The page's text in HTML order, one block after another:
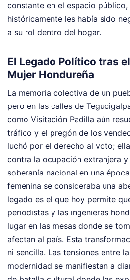
constante en el espacio público,
históricamente les había sido
a su rol dentro del hogar.
El Legado Político tras
Mujer Hondureña
La memoria colectiva de un
pero en las calles de
como Visitación Padilla aún
tráfico y el pregón de los
luchó por el derecho al voto;
contra la ocupación extranjera
soberanía nacional en una
femenina se consideraba una
legado es el que hoy permite
periodistas y las ingenieras
lugar en las mesas donde se
afectan al país. Esta
ni sencilla. Las tensiones entre
modernidad se manifiestan a